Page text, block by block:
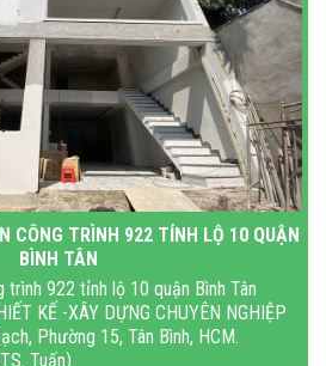
CÔNG TRÌNH 922 TỈNH LỘ 10 QUẬN
BÌNH TÂN
trình 922 tỉnh lộ 10 quận Bình Tân
KẾ -XÂY DỰNG CHUYÊN NGHIỆP
Phường 15, Tân Bình, HCM.
Tuấn)